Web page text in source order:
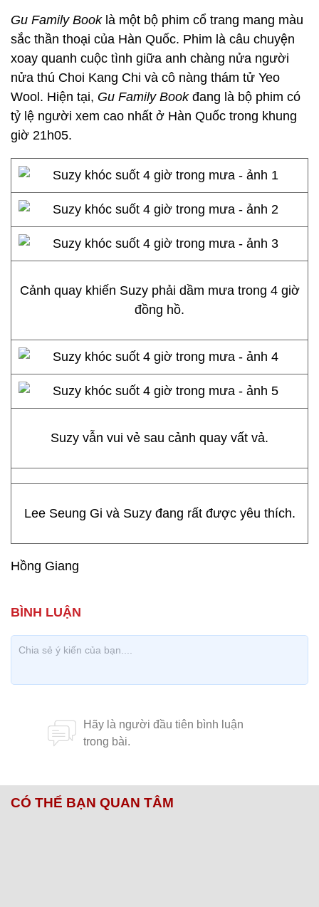
Gu Family Book là một bộ phim cổ trang mang màu
sắc thần thoại của Hàn Quốc. Phim là câu chuyện
xoay quanh cuộc tình giữa anh chàng nửa người
nửa thú Choi Kang Chi và cô nàng thám tử Yeo
Wool. Hiện tại, Gu Family Bookđang là bộ phim có
tỷ lệ người xem cao nhất ở Hàn Quốc trong khung
giờ 21h05.
Cảnh quay khiến Suzy phải dầm mưa trong 4 giờ
đồng hồ.
Suzy vẫn vui vẻ sau cảnh quay vất vả.
Lee Seung Gi và Suzy đang rất được yêu thích.
Hồng Giang
CÓ THỂ BẠN QUAN TÂM